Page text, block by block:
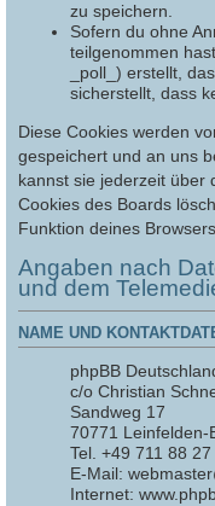
zu speichern.
Sofern du ohne
teilgenommen
_poll_) erstellt,
sicherstellt, dass
Diese Cookies werden
gespeichert und an uns
kannst sie jederzeit über
Cookies des Boards
Funktion deines
Angaben nach
und dem
NAME UND
phpBB
c/o Christian
Sandweg 17
70771 Leinfelden-
Tel. +49 711 88
E-Mail:
Internet: